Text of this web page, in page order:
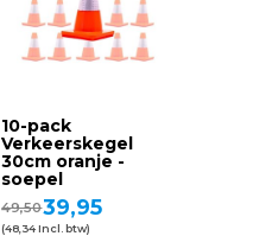
10-pack
Verkeerskegel
30cm oranje -
soepel
49,5039,95
(48,34 Incl. btw)